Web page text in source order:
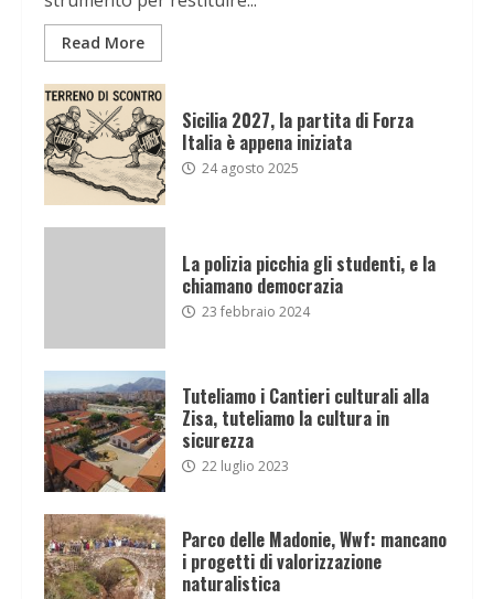
Read More
Sicilia 2027, la partita di Forza
Italia è appena iniziata
24 agosto 2025
La polizia picchia gli studenti, e la
chiamano democrazia
23 febbraio 2024
Tuteliamo i Cantieri culturali alla
Zisa, tuteliamo la cultura in
sicurezza
22 luglio 2023
Parco delle Madonie, Wwf: mancano
i progetti di valorizzazione
naturalistica